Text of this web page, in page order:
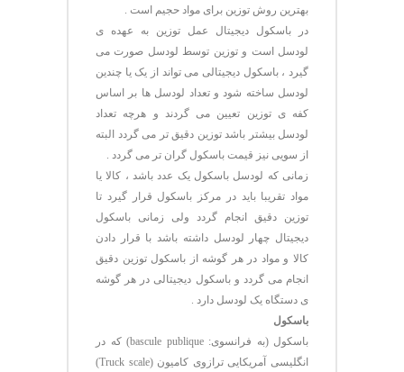
بهترین روش توزین برای مواد حجیم است .
در باسکول دیجیتال عمل توزین به عهده ی
لودسل است و توزین توسط لودسل صورت می
گیرد ، باسکول دیجیتالی می تواند از یک یا چندین
لودسل ساخته شود و تعداد لودسل ها بر اساس
کفه ی توزین تعیین می گردند و هرچه تعداد
لودسل بیشتر باشد توزین دقیق تر می گردد البته
از سویی نیز قیمت باسکول گران تر می گردد .
زمانی که لودسل باسکول یک عدد باشد ، کالا یا
مواد تقریبا باید در مرکز باسکول قرار گیرد تا
توزین دقیق انجام گردد ولی زمانی باسکول
دیجیتال چهار لودسل داشته باشد با قرار دادن
کالا و مواد در هر گوشه از باسکول توزین دقیق
انجام می گردد و باسکول دیجیتالی در هر گوشه
ی دستگاه یک لودسل دارد .
باسکول
باسکول (به فرانسوی: bascule publique) که در
انگلیسی آمریکایی ترازوی کامیون (Truck scale)